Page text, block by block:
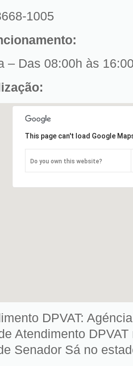
1005
– Das 08:00h às
This page can't load Google
Do you own this website?
DPVAT:
Atendimento
Senador Sá no